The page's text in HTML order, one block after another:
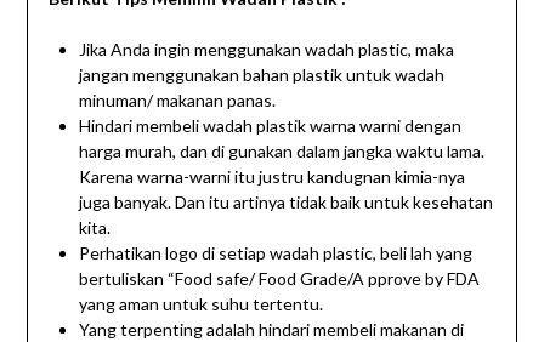
Jika Anda ingin menggunakan wadah plastic, maka
jangan menggunakan bahan plastik untuk wadah
minuman/ makanan panas.
Hindari membeli wadah plastik warna warni dengan
harga murah, dan di gunakan dalam jangka waktu lama.
Karena warna-warni itu justru kandugnan kimia-nya
juga banyak. Dan itu artinya tidak baik untuk kesehatan
kita.
Perhatikan logo di setiap wadah plastic, beli lah yang
bertuliskan “Food safe/ Food Grade/A pprove by FDA
yang aman untuk suhu tertentu.
Yang terpenting adalah hindari membeli makanan di